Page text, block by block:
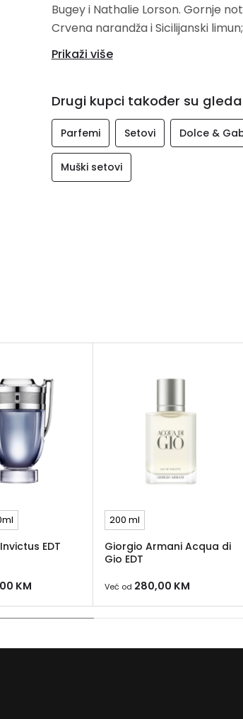
Bugey i Nathalie Lorson. Gornje
Crvena narandža i Sicilijanski
paprika, lavanda, Muškatna žalfija
vetiver, Kedar i pačuli. Set sadrži: 100 ml edt + 10 ml edt + 50 ml
Prikaži više
Drugi kupci također su
Parfemi Setovi Dolce &
Muški setovi
EDT
KM
200 ml
Giorgio Armani Acqua di
Gio EDT
Već od 280,00 KM